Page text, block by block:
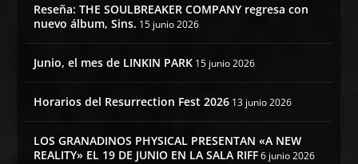
Reseña: THE SOULBREAKER COMPANY regresa con
nuevo álbum, Sins. 15 junio 2026
Junio, el mes de LINKIN PARK 15 junio 2026
Horarios del Resurrection Fest 2026 13 junio 2026
LOS GRANADINOS PHYSICAL PRESENTAN «A NEW
REALITY» EL 19 DE JUNIO EN LA SALA RIFF 6 junio 2026